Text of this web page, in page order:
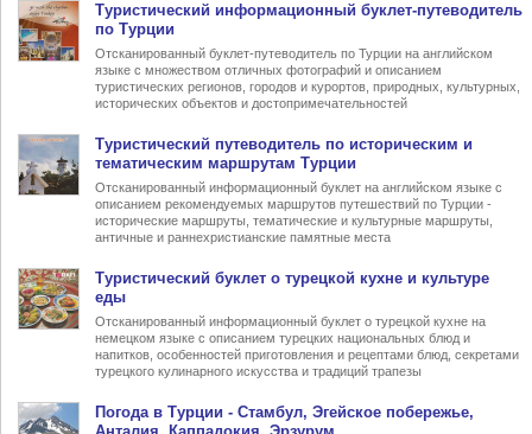
Туристический информационный буклет-путеводитель
по Турции
Отсканированный буклет-путеводитель по Турции на английском
языке с множеством отличных фотографий и описанием
туристических регионов, городов и курортов, природных, культурных,
исторических объектов и достопримечательностей
Туристический путеводитель по историческим и
тематическим маршрутам Турции
Отсканированный информационный буклет на английском языке с
описанием рекомендуемых маршрутов путешествий по Турции -
исторические маршруты, тематические и культурные маршруты,
античные и раннехристианские памятные места
Туристический буклет о турецкой кухнеи культуре
еды
Отсканированный информационный буклет о турецкой кухне на
немецком языке с описанием турецких национальных блюд и
напитков, особенностей приготовления и рецептами блюд, секретами
турецкого кулинарного искусства и традиций трапезы
Погода в Турции - Стамбул, Эгейское побережье,